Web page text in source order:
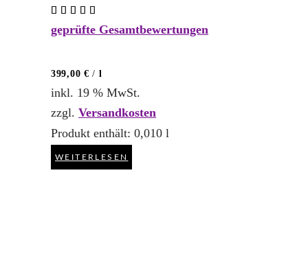
5.00
geprüfte Gesamtbewertungen
399,00 € / l
inkl. 19 % MwSt.
zzgl. Versandkosten
Produkt enthält: 0,010 l
WEITERLESEN